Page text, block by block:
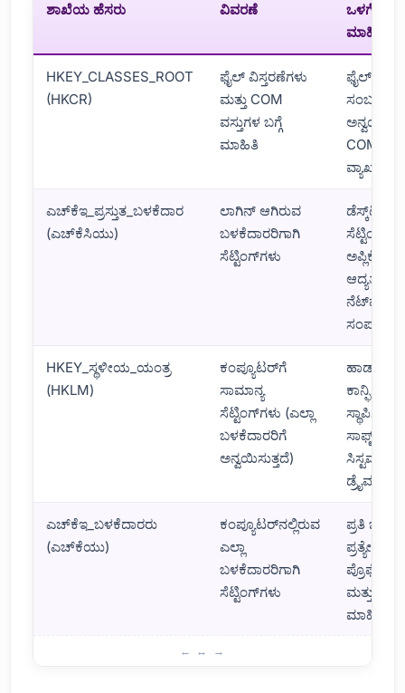
ಶಾಖೆಯ ಹೆಸರು ವಿವರಣೆ
ಮಾಹಿತಿ
HKEY_CLASSES_ROOT
(HKCR)
ಫೈಲ್ ವಿಸ್ತರಣೆಗಳು
ಮತ್ತು COM
ವಸ್ತುಗಳ ಬಗ್ಗೆ
ಮಾಹಿತಿ
ಫೈಲ್
ಸಂಬಂಧಿತ
COM
ಎಚ್‌ಕೆಇ_ಪ್ರಸ್ತುತ_ಬಳಕೆದಾರ
(ಎಚ್‌ಕೆಸಿಯು)
ಲಾಗಿನ್ ಆಗಿರುವ
ಬಳಕೆದಾರರಿಗಾಗಿ
ಸೆಟ್ಟಿಂಗ್‌ಗಳು
ಡೆಸ್ಕ್‌ಟಾಪ್
ಅಪ್ಲಿಕೇಶನ್
ಆದ್ಯತೆಗಳು,
ನೆಟ್‌ವರ್ಕ್
HKEY_ಸ್ಥಳೀಯ_ಯಂತ್ರ
(HKLM)
ಕಂಪ್ಯೂಟರ್‌ಗೆ
ಸಾಮಾನ್ಯ
ಸೆಟ್ಟಿಂಗ್‌ಗಳು (ಎಲ್ಲಾ
ಬಳಕೆದಾರರಿಗೆ
ಅನ್ವಯಿಸುತ್ತದೆ)
ಸ್ಥಾಪಿಸಲಾದ
ಸಾಫ್ಟ್‌ವೇರ್,
ಸಿಸ್ಟಮ್
ಎಚ್‌ಕೆಇ_ಬಳಕೆದಾರರು
(ಎಚ್‌ಕೆಯು)
ಕಂಪ್ಯೂಟರ್‌ನಲ್ಲಿರುವ
ಎಲ್ಲಾ
ಬಳಕೆದಾರರಿಗಾಗಿ
ಸೆಟ್ಟಿಂಗ್‌ಗಳು
ಪ್ರತಿ
ಪ್ರತ್ಯೇಕ
ಮತ್ತು
ಮಾಹಿತಿ